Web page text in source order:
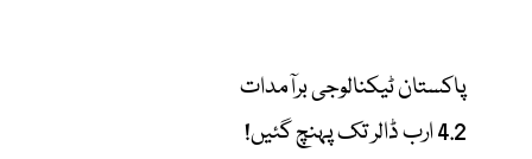
پاکستان ٹیکنالوجی برآمدات
​4.2 ارب ڈالر تک پہنچ گئیں!